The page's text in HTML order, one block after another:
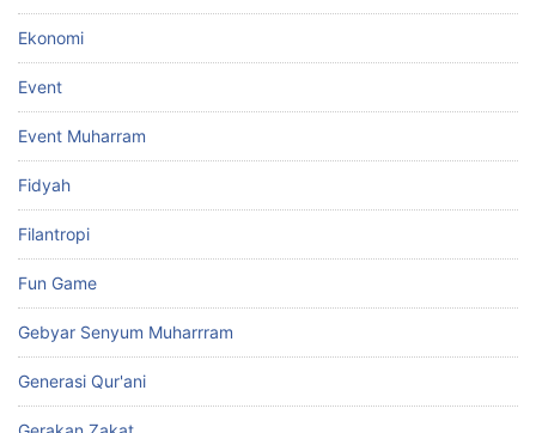
Ekonomi
Event
Event Muharram
Fidyah
Filantropi
Fun Game
Gebyar Senyum Muharrram
Generasi Qur'ani